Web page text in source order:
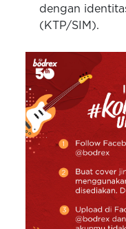
dengan
(KTP/SIM).